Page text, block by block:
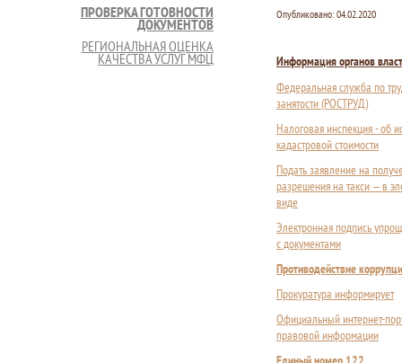
ПРОВЕРКА ГОТОВНОСТИ
ДОКУМЕНТОВ
РЕГИОНАЛЬНАЯ ОЦЕНКА
КАЧЕСТВА УСЛУГ МФЦ
Опубликовано: 04.02.2020
Информация органов
Федеральная служба по
занятости (РОСТРУД)
Налоговая инспекция - об
кадастровой стоимости
Подать заявление на
разрешения на такси — в
виде
Электронная подпись
с документами
Противодействие
Прокуратура информирует
Официальный интернет-
правовой информации